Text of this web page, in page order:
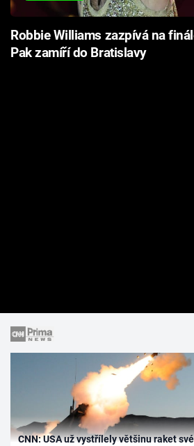
Robbie Williams zazpívá na
Pak zamíří do Bratislavy
CNN: USA už vystřílely většinu raket